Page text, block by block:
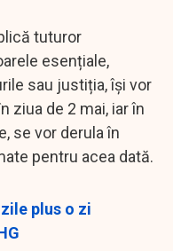
tuturor
esențiale,
sau justiția, își vor
ziua de 2 mai, iar în
se vor derula în
pentru acea dată.
plus o zi